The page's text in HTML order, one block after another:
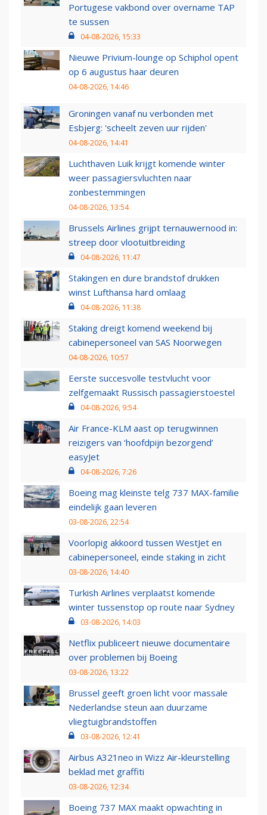
Portugese vakbond over overname TAP
te sussen
04-08-2026, 15:33
Nieuwe Privium-lounge op Schiphol opent
op 6 augustus haar deuren
04-08-2026, 14:46
Groningen vanaf nu verbonden met
Esbjerg: 'scheelt zeven uur rijden'
04-08-2026, 14:41
Luchthaven Luik krijgt komende winter
weer passagiersvluchten naar
zonbestemmingen
04-08-2026, 13:54
Brussels Airlines grijpt ternauwernood in:
streep door vlootuitbreiding
04-08-2026, 11:47
Stakingen en dure brandstof drukken
winst Lufthansa hard omlaag
04-08-2026, 11:38
Staking dreigt komend weekend bij
cabinepersoneel van SAS Noorwegen
04-08-2026, 10:57
Eerste succesvolle testvlucht voor
zelfgemaakt Russisch passagierstoestel
04-08-2026, 9:54
Air France-KLM aast op terugwinnen
reizigers van ‘hoofdpijn bezorgend’
easyJet
04-08-2026, 7:26
Boeing mag kleinste telg 737 MAX-familie
eindelijk gaan leveren
03-08-2026, 22:54
Voorlopig akkoord tussen WestJet en
cabinepersoneel, einde staking in zicht
03-08-2026, 14:40
Turkish Airlines verplaatst komende
winter tussenstop op route naar Sydney
03-08-2026, 14:03
Netflix publiceert nieuwe documentaire
over problemen bij Boeing
03-08-2026, 13:22
Brussel geeft groen licht voor massale
Nederlandse steun aan duurzame
vliegtuigbrandstoffen
03-08-2026, 12:41
Airbus A321neo in Wizz Air-kleurstelling
beklad met graffiti
03-08-2026, 12:34
Boeing 737 MAX maakt opwachting in